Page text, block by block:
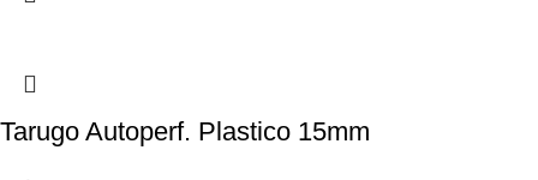
Tarugo Autoperf. Plastico 15mm